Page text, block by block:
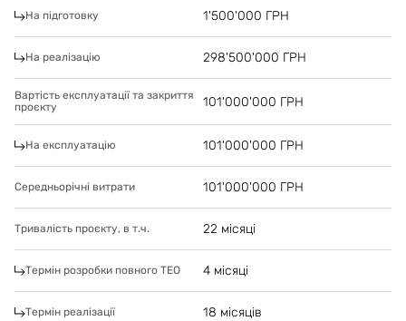
На підготовку 1'500'000 ГРН
На реалізацію 298'500'000 ГРН
Вартість експлуатації та закриття
проєкту
101'000'000 ГРН
На експлуатацію 101'000'000 ГРН
Середньорічні витрати 101'000'000 ГРН
Тривалість проєкту, в т.ч. 22 місяці
Термін розробки повного ТЕО 4 місяці
Термін реалізації 18 місяців